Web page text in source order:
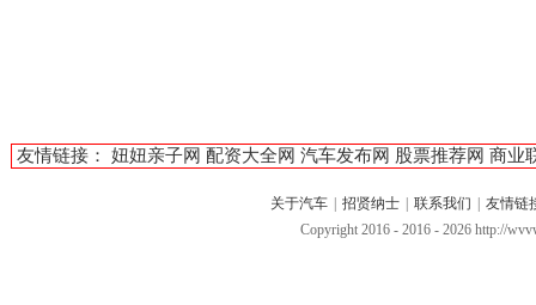
友情链接： 妞妞亲子网 配资大全网 汽车发布网 股票推荐网 商业
关于汽车 招贤纳士 联系我们
友情链
Copyright 2016 - 2016 - 2026 http://